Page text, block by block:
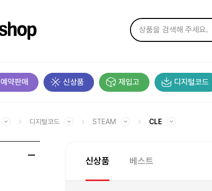
예약판매 신상품 재입고 디지털코드
디지털코드 STEAM CLE
신상품 베스트